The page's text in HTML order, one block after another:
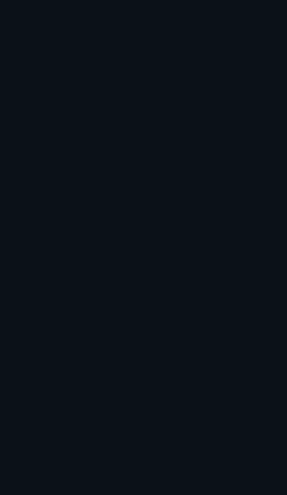
область:
лесорубы,
через 26 лет,
вместо